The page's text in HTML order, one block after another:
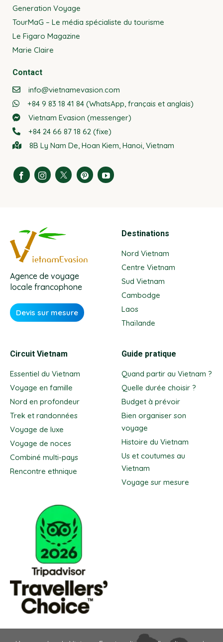
Generation Voyage
TourMaG – Le média spécialiste du tourisme
Le Figaro Magazine
Marie Claire
Contact
info@vietnamevasion.com
+84 9 83 18 41 84 (WhatsApp, français et anglais)
Vietnam Evasion (messenger)
+84 24 66 87 18 62 (fixe)
8B Ly Nam De, Hoan Kiem, Hanoi, Vietnam
Agence de voyage
locale francophone
Devis sur mesure
Destinations
Nord Vietnam
Centre Vietnam
Sud Vietnam
Cambodge
Laos
Thaïlande
Circuit Vietnam
Essentiel du Vietnam
Voyage en famille
Nord en profondeur
Trek et randonnées
Voyage de luxe
Voyage de noces
Combiné multi-pays
Rencontre ethnique
Guide pratique
Quand partir au Vietnam ?
Quelle durée choisir ?
Budget à prévoir
Bien organiser son
voyage
Histoire du Vietnam
Us et coutumes au
Vietnam
Voyage sur mesure